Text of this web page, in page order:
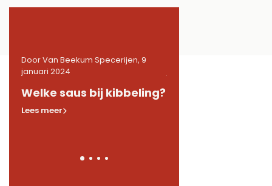
Door Van Beekum Specerijen, 9
januari 2024
Welke saus bij kibbeling?
Lees meer